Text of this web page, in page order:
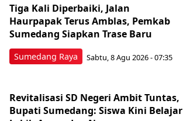
Sumedang Raya
Tiga Kali Diperbaiki, Jalan
Haurpapak Terus Amblas, Pemkab
Sumedang Siapkan Trase Baru
Sabtu, 8 Agu 2026 - 07:35
Revitalisasi SD Negeri Ambit Tuntas,
Bupati Sumedang: Siswa Kini Belajar